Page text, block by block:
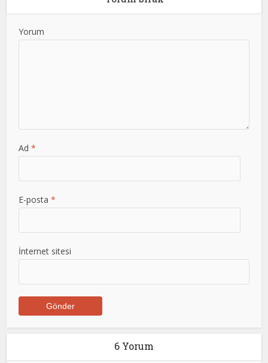
Yorum
Ad*
E-posta*
İnternet sitesi
6 Yorum